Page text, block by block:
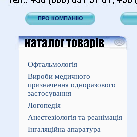
ПРО КОМПАНІЮ
Офтальмологія
Вироби медичного
призначення одноразового
застосування
Логопедія
Анестезіологія та реанімація
Інгаляційна апаратура